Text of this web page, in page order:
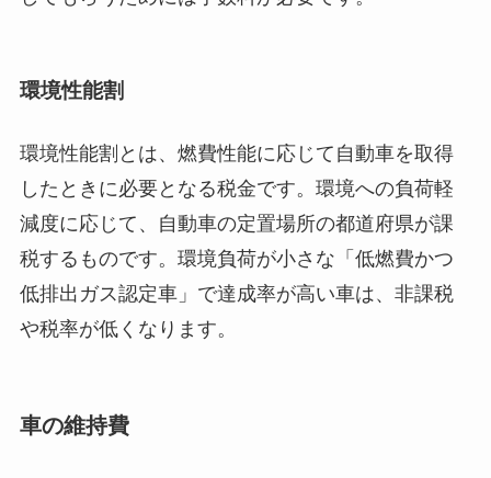
環境性能割
環境性能割とは、燃費性能に応じて自動車を取得
したときに必要となる税金です。環境への負荷軽
減度に応じて、自動車の定置場所の都道府県が課
税するものです。環境負荷が小さな「低燃費かつ
低排出ガス認定車」で達成率が高い車は、非課税
や税率が低くなります。
車の維持費